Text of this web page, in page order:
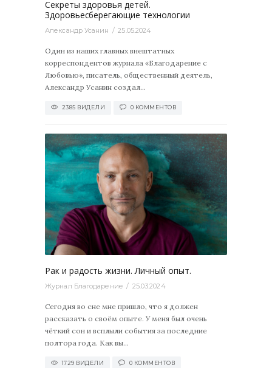
Секреты здоровья детей.
Здоровьесберегающие технологии
Александр Усанин 25.05.2024
Один из наших главных внештатных
корреспондентов журнала «Благодарение с
Любовью», писатель, общественный деятель,
Александр Усанин создал...
2385 ВИДЕЛИ 0 КОММЕНТОВ
Рак и радость жизни. Личный опыт.
Журнал Благодарение 25.03.2024
Сегодня во сне мне пришло, что я должен
рассказать о своём опыте. У меня был очень
чёткий сон и всплыли события за последние
полтора года. Как вы...
1729 ВИДЕЛИ 0 КОММЕНТОВ